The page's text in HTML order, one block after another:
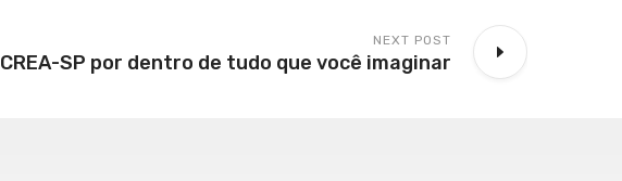
NEXT POST
CREA-SP por dentro de tudo que você imaginar